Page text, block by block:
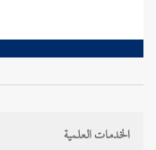
الخدمات العلمية